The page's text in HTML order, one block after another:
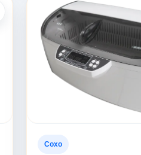
Coxo